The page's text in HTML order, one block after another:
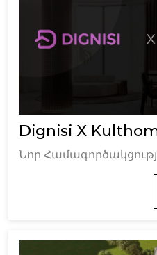
Dignisi X
Նոր